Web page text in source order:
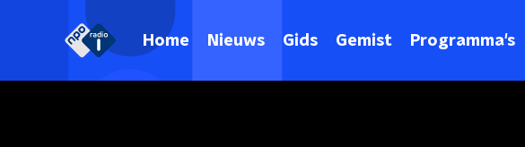
Home Nieuws Gids Gemist Programma's